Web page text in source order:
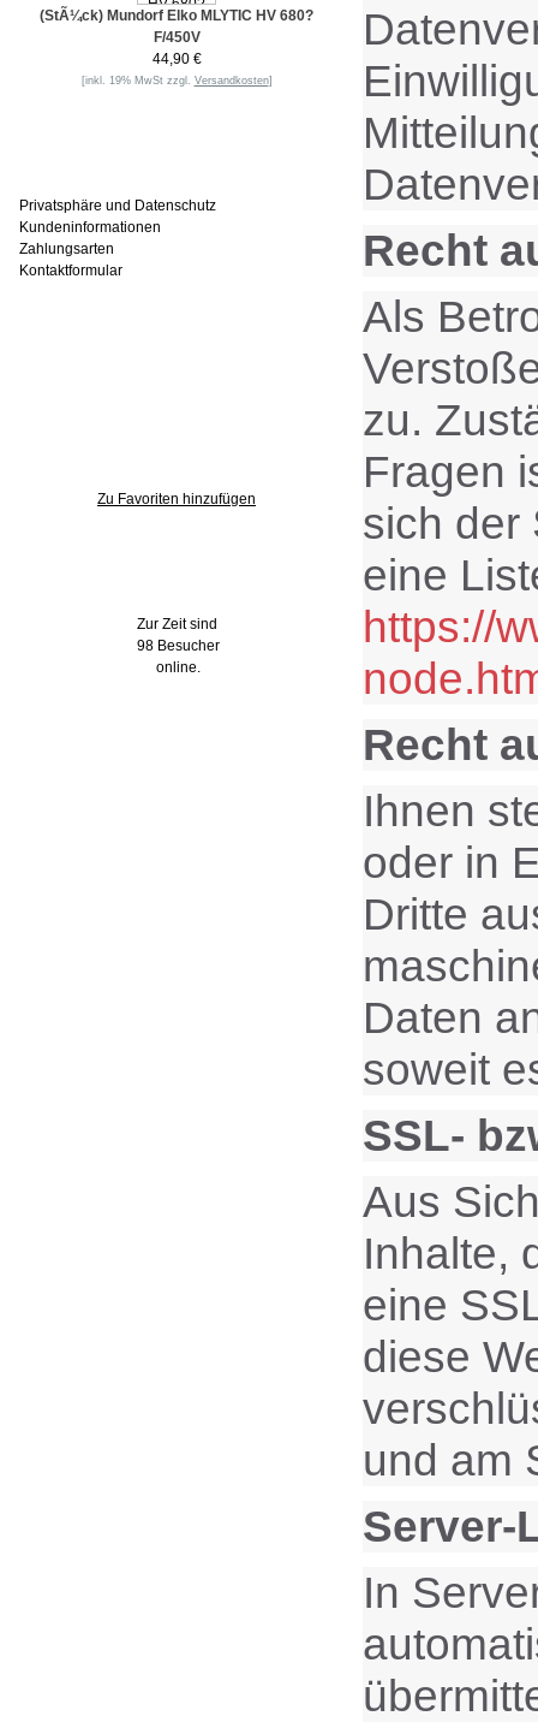
(StÃ¼ck) Mundorf Elko MLYTIC HV 680?
F/450V
44,90 €
[inkl. 19% MwSt zzgl. Versandkosten]
Privatsphäre und Datenschutz
Kundeninformationen
Zahlungsarten
Kontaktformular
Zu Favoriten hinzufügen
Zur Zeit sind
98 Besucher
online.
Recht
Als
zu.
Fragen
sich der
eine
https://
Recht
Ihnen
oder in
Dritte
Daten
soweit
SSL-
Aus
Inhalte,
eine
diese
und am
Server-
In